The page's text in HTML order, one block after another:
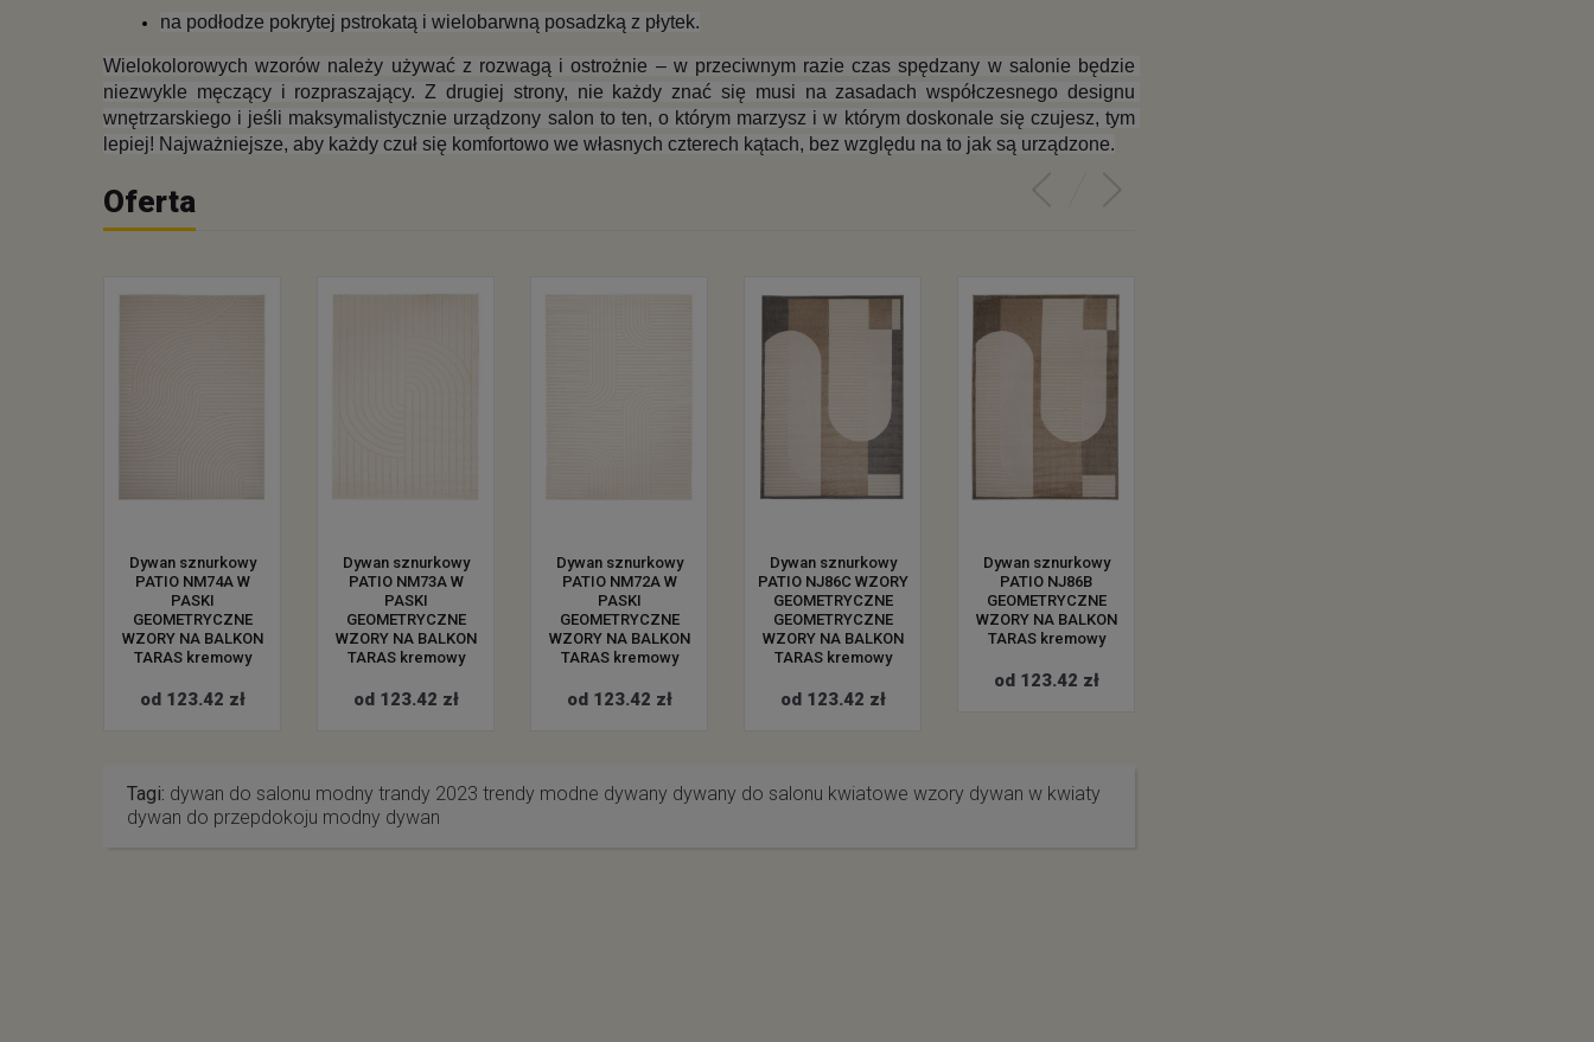
na podłodze pokrytej pstrokatą i wielobarwną posadzką z płytek.
Wielokolorowych wzorów należy używać z rozwagą i ostrożnie – w przeciwnym razie czas spędzany w salonie będzie
niezwykle męczący i rozpraszający. Z drugiej strony, nie każdy znać się musi na zasadach współczesnego designu
wnętrzarskiego i jeśli maksymalistycznie urządzony salon to ten, o którym marzysz i w którym doskonale się czujesz, tym
lepiej! Najważniejsze, aby każdy czuł się komfortowo we własnych czterech kątach, bez względu na to jak są urządzone.
Oferta
Dywan sznurkowy
PATIO NM74A W
PASKI
GEOMETRYCZNE
WZORY NA BALKON
TARAS kremowy
od 123.42 zł
Dywan sznurkowy
PATIO NM73A W
PASKI
GEOMETRYCZNE
WZORY NA BALKON
TARAS kremowy
od 123.42 zł
Dywan sznurkowy
PATIO NM72A W
PASKI
GEOMETRYCZNE
WZORY NA BALKON
TARAS kremowy
od 123.42 zł
Dywan sznurkowy
PATIO NJ86C WZORY
GEOMETRYCZNE
GEOMETRYCZNE
WZORY NA BALKON
TARAS kremowy
od 123.42 zł
Dywan sznurkowy
PATIO NJ86B
GEOMETRYCZNE
WZORY NA BALKON
TARAS kremowy
od 123.42 zł
Tagi: dywan do salonu modny trandy 2023 trendy modne dywany dywany do salonu kwiatowe wzory dywan w kwiaty
dywan do przepdokoju modny dywan